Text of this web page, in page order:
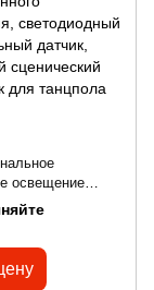
освещение
управления,
светильник для